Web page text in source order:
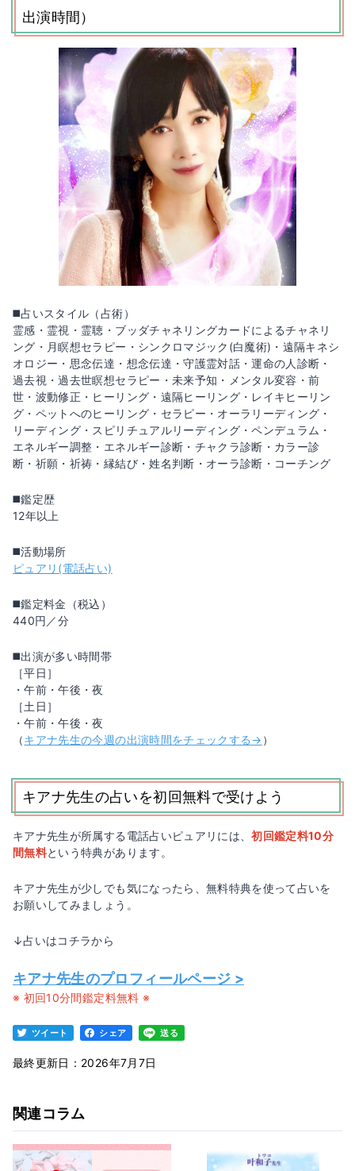
出演時間）
◼️占いスタイル（占術）
霊感・霊視・霊聴・ブッダチャネリングカードによるチャネリ
ング・月瞑想セラピー・シンクロマジック(白魔術)・遠隔キネシ
オロジー・思念伝達・想念伝達・守護霊対話・運命の人診断・
過去視・過去世瞑想セラピー・未来予知・メンタル変容・前
世・波動修正・ヒーリング・遠隔ヒーリング・レイキヒーリン
グ・ペットへのヒーリング・セラピー・オーラリーディング・
リーディング・スピリチュアルリーディング・ペンデュラム・
エネルギー調整・エネルギー診断・チャクラ診断・カラー診
断・祈願・祈祷・縁結び・姓名判断・オーラ診断・コーチング
◼️鑑定歴
12年以上
◼️活動場所
ピュアリ(電話占い)
◼️鑑定料金（税込）
440円／分
◼️出演が多い時間帯
［平日］
・午前・午後・夜
［土日］
・午前・午後・夜
（キアナ先生の今週の出演時間をチェックする→ ）
キアナ先生の占いを初回無料で受けよう
キアナ先生が所属する電話占いピュアリには、初回鑑定料10分
間無料という特典があります。
キアナ先生が少しでも気になったら、無料特典を使って占いを
お願いしてみましょう。
↓占いはコチラから
キアナ先生のプロフィールページ >
※ 初回10分間鑑定料無料 ※
ツイート シェア 送る
最終更新日：2026年7月7日
関連コラム